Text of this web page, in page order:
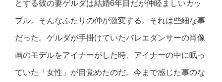
とする彼の妻ゲルダは結婚6年目だが仲睦ましいカッ
プル。そんなふたりの仲が激変する。それは些細な事
だった。ゲルダが手掛けていたバレエダンサーの肖像
画のモデルをアイナーがした時、アイナーの中に眠っ
ていた「女性」が目覚めたのだ。今まで感じた事のな